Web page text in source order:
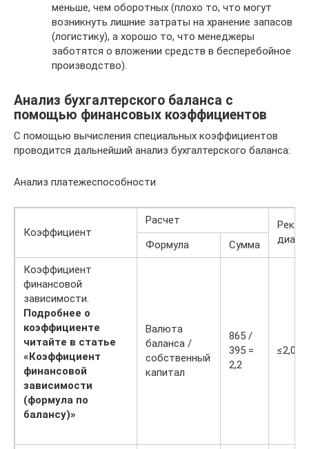
меньше, чем оборотных (плохо то, что могут
возникнуть лишние затраты на хранение запасов
(логистику), а хорошо то, что менеджеры
заботятся о вложении средств в бесперебойное
производство).
Анализ бухгалтерского баланса с
помощью финансовых коэффициентов
С помощью вычисления специальных коэффициентов
проводится дальнейший анализ бухгалтерского баланса:
Анализ платежеспособности
Коэффициент
Расчет
Формула
Сумма
Коэффициент
финансовой
зависимости.
Подробнее о
коэффициенте
читайте в статье
«Коэффициент
финансовой
зависимости
(формула по
балансу)»
Валюта
баланса /
собственный
капитал
865 /
395 =
2,2
≤2,0